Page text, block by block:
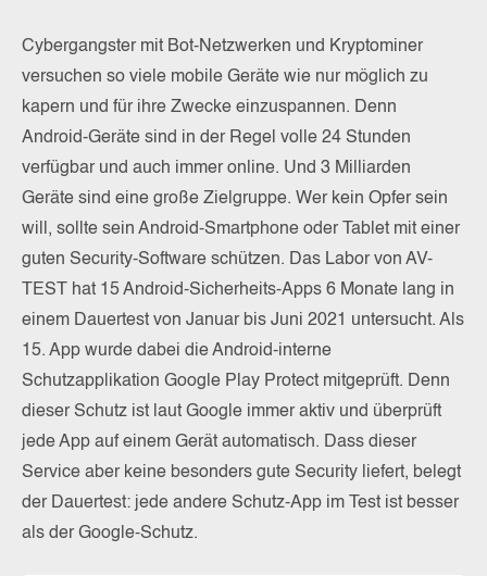
Cybergangster mit Bot-Netzwerken und Kryptominer
versuchen so viele mobile Geräte wie nur möglich zu
kapern und für ihre Zwecke einzuspannen. Denn
Android-Geräte sind in der Regel volle 24 Stunden
verfügbar und auch immer online. Und 3 Milliarden
Geräte sind eine große Zielgruppe. Wer kein Opfer sein
will, sollte sein Android-Smartphone oder Tablet mit einer
guten Security-Software schützen. Das Labor von AV-
TEST hat 15 Android-Sicherheits-Apps 6 Monate lang in
einem Dauertest von Januar bis Juni 2021 untersucht. Als
15. App wurde dabei die Android-interne
Schutzapplikation Google Play Protect mitgeprüft. Denn
dieser Schutz ist laut Google immer aktiv und überprüft
jede App auf einem Gerät automatisch. Dass dieser
Service aber keine besonders gute Security liefert, belegt
der Dauertest: jede andere Schutz-App im Test ist besser
als der Google-Schutz.